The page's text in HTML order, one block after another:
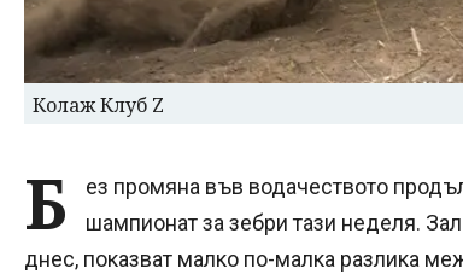
Колаж Клуб Z
Б
ез промяна във водачеството
шампионат за зебри тази неделя.
днес, показват малко по-малка разлика